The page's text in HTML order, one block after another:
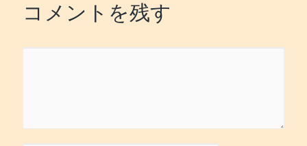
コメントを残す